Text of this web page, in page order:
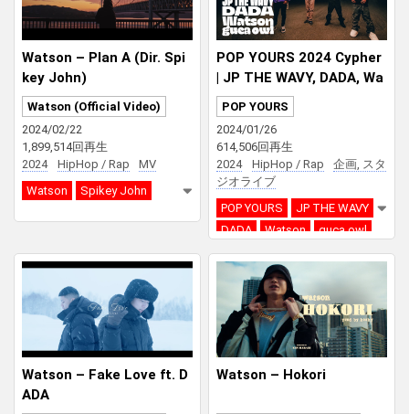
Watson – Plan A (Dir. Spi
key John)
Watson (Official Video)
2024/02/22
1,899,514回再生
2024
HipHop / Rap
MV
Watson
Spikey John
POP YOURS 2024 Cypher
| JP THE WAVY, DADA, Wa
tson, guca owl
POP YOURS
2024/01/26
614,506回再生
2024
HipHop / Rap
企画, スタ
ジオライブ
POP YOURS
JP THE WAVY
DADA
Watson guca owl
Watson – Fake Love ft. D
ADA
Watson – Hokori